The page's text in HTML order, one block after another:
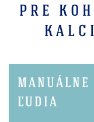
PRE
ĽUDIA